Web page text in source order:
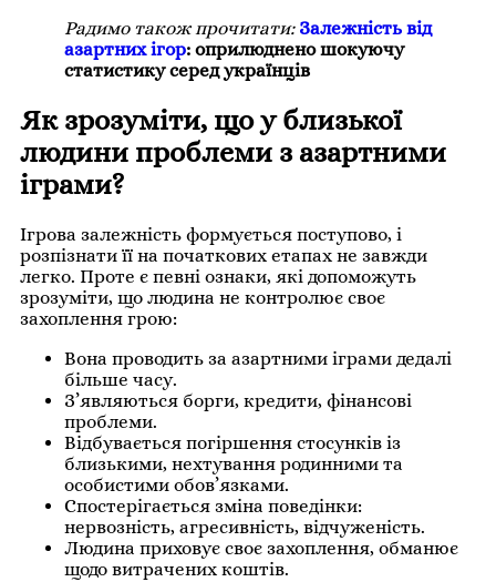
Радимо також прочитати: Залежність від
азартних ігор: оприлюднено шокуючу
статистику серед українців
Як зрозуміти, що у близької
людини проблеми з азартними
іграми?
Ігрова залежність формується поступово, і
розпізнати її на початкових етапах не завжди
легко. Проте є певні ознаки, які допоможуть
зрозуміти, що людина не контролює своє
захоплення грою:
Вона проводить за азартними іграми дедалі
більше часу.
З’являються борги, кредити, фінансові
проблеми.
Відбувається погіршення стосунків із
близькими, нехтування родинними та
особистими обов’язками.
Спостерігається зміна поведінки:
нервозність, агресивність, відчуженість.
Людина приховує своє захоплення, обманює
щодо витрачених коштів.